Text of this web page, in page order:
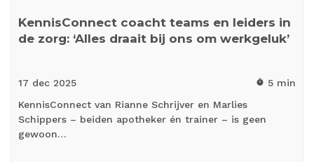
KennisConnect coacht teams en leiders in
de zorg: ‘Alles draait bij ons om werkgeluk’
17 dec 2025 timer 5 min
KennisConnect van Rianne Schrijver en Marlies
Schippers – beiden apotheker én trainer – is geen
gewoon…